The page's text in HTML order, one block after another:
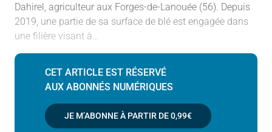
Dahirel, agriculteur aux Forges-de-Lanouée (56). Depuis
2019, une partie de sa surface de blé est engagée dans
une filière visant à…
CET ARTICLE EST RÉSERVÉ
AUX ABONNÉS NUMÉRIQUES
JE M’ABONNE À PARTIR DE0,99€